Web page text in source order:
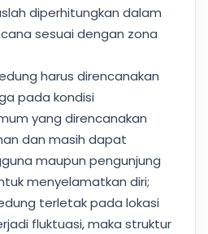
diperhitungkan dalam
sesuai dengan zona
harus direncanakan
pada kondisi
yang direncanakan
dan masih dapat
maupun pengunjung
menyelamatkan diri;
terletak pada lokasi
fluktuasi, maka struktur